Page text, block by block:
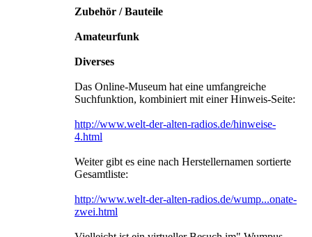
Zubehör / Bauteile
Amateurfunk
Diverses
Das Online-Museum hat eine umfangreiche
Suchfunktion, kombiniert mit einer Hinweis-Seite:
http://www.welt-der-alten-radios.de/hinweise-
4.html
Weiter gibt es eine nach Herstellernamen sortierte
Gesamtliste:
http://www.welt-der-alten-radios.de/wump...onate-
zwei.html